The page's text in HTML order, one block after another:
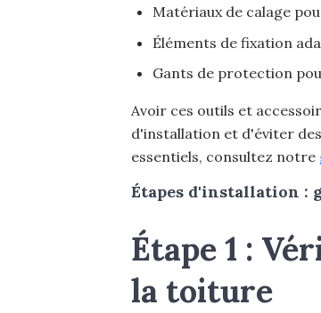
Matériaux de calage
Éléments de fixation
Gants de protection
Avoir ces outils et
d'installation et d'éviter
essentiels, consultez notre
Étapes d'installation :
Étape 1 :
la toiture